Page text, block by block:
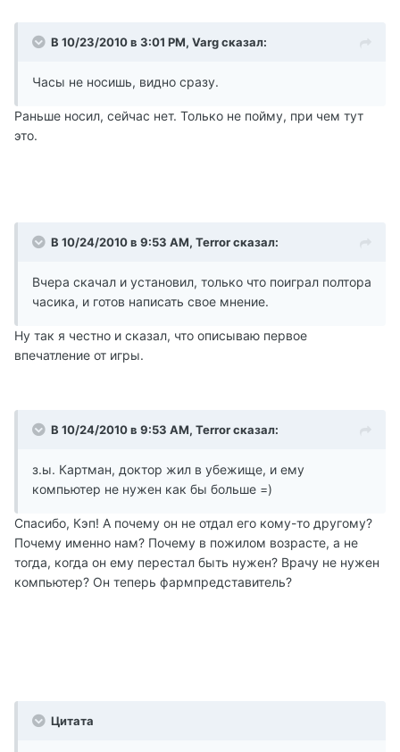
В 10/23/2010 в 3:01 PM, Varg сказал:
Часы не носишь, видно сразу.
Раньше носил, сейчас нет. Только не пойму, при чем тут
это.
В 10/24/2010 в 9:53 AM, Terror сказал:
Вчера скачал и установил, только что поиграл полтора
часика, и готов написать свое мнение.
Ну так я честно и сказал, что описываю первое
впечатление от игры.
В 10/24/2010 в 9:53 AM, Terror сказал:
з.ы. Картман, доктор жил в убежище, и ему
компьютер не нужен как бы больше =)
Спасибо, Кэп! А почему он не отдал его кому-то другому?
Почему именно нам? Почему в пожилом возрасте, а не
тогда, когда он ему перестал быть нужен? Врачу не нужен
компьютер? Он теперь фармпредставитель?
Цитата